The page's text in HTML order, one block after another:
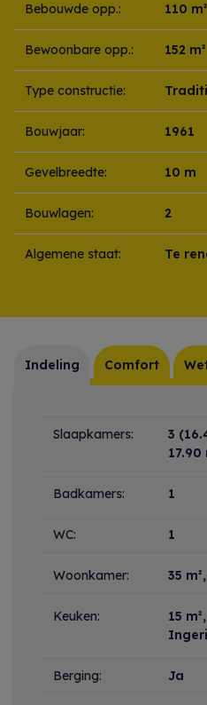
Bebouwde opp.: 110 m²
Bewoonbare opp.: 152 m²
Type constructie:
Bouwjaar: 1961
Gevelbreedte: 10 m
Bouwlagen: 2
Algemene staat: Te
Indeling Comfort
Indeling
Slaapkamers: 3
17.90
Badkamers: 1
WC: 1
Woonkamer: 35 m²
Keuken: 15 m²
Berging: Ja